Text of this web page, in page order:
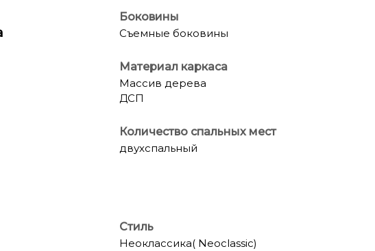
Боковины
Съемные боковины
Материал каркаса
Массив дерева
ДСП
Количество спальных мест
двухспальный
Стиль
Неоклассика( Neoclassic)